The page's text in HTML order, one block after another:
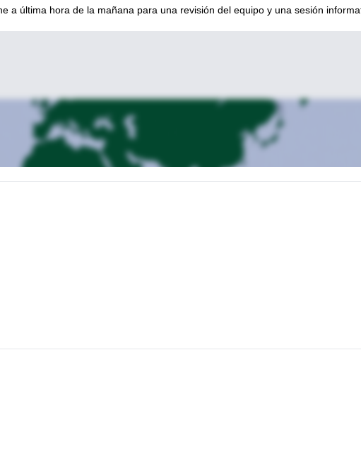
a última hora de la mañana para una revisión del equipo y una sesión
está completamente reservado, ascenderemos la montaña desde el